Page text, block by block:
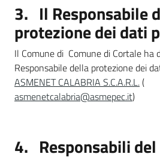
3. Il Responsabile
protezione dei dati
Il Comune di Comune di Cortale ha
Responsabile della protezione dei
ASMENET CALABRIA S.C.A.R.L.(
asmenetcalabria@asmepec.it)
4. Responsabili